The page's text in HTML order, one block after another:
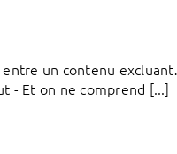
un contenu
- Et on ne comprend [...]